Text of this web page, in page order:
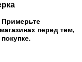
перед тем,